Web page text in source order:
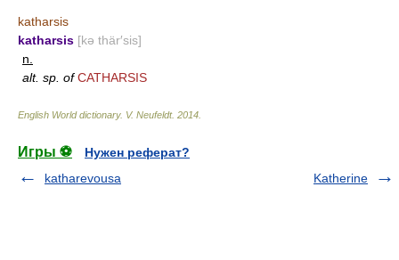
katharsis
katharsis [kə thär′sis]
n.
alt. sp. of CATHARSIS
English World dictionary. V. Neufeldt. 2014
Игры ⚽
Нужен реферат?
katharevousa
Katherine